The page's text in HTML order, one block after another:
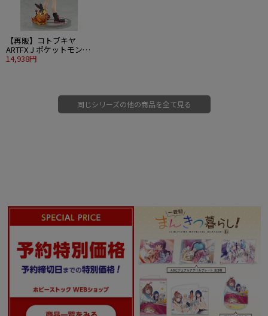
【再販】コトブキヤ
ARTFX J ポケットモンス
ターシリーズ 1/8 トウコ
14,938円
同じシリーズの他の商品を全て見る